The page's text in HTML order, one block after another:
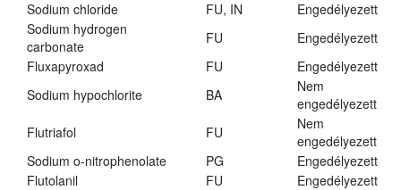
Sodium chloride
FU, IN
Engedélyezett
Sodium hydrogen
carbonate
FU
Engedélyezett
Fluxapyroxad
FU
Engedélyezett
Sodium hypochlorite
BA
Nem
engedélyezett
Flutriafol
FU
Nem
engedélyezett
Sodium o-nitrophenolate
PG
Engedélyezett
Flutolanil
FU
Engedélyezett